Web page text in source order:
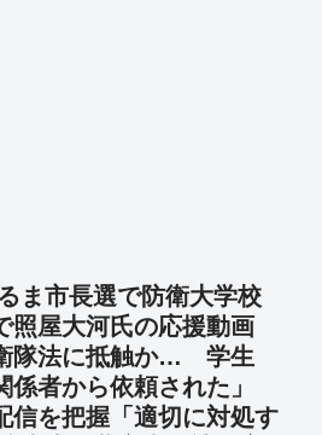
ま市長選で防衛大学校
照屋大河氏の応援動画
隊法に抵触か… 学生
係者から依頼された」
信を把握「適切に対処す